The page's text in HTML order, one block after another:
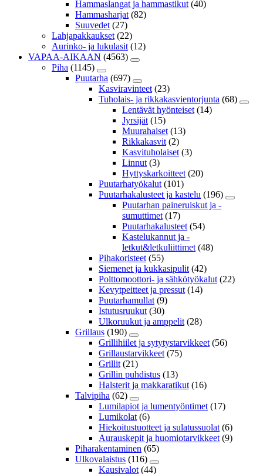
Hammaslangat ja hammastikut (40)
Hammasharjat (82)
Suuvedet (27)
Lahjapakkaukset (22)
Aurinko- ja lukulasit (12)
VAPAA-AIKAAN (4563)
Piha (1145)
Puutarha (697)
Kasviravinteet (23)
Tuholais- ja rikkakasvientorjunta (68)
Lentävät hyönteiset (14)
Jyrsijät (15)
Muurahaiset (13)
Rikkakasvit (2)
Kasvituholaiset (3)
Linnut (3)
Hyttyskarkoitteet (20)
Puutarhatyökalut (101)
Puutarhakalusteet ja kastelu (196)
Puutarhan paineruiskut ja -
sumuttimet (17)
Puutarhakalusteet (54)
Kastelukannut ja -
letkut&letkuliittimet (48)
Pihakoristeet (55)
Siemenet ja kukkasipulit (42)
Polttomoottori- ja sähkötyökalut (22)
Kevytpeitteet ja pressut (14)
Puutarhamullat (9)
Istutusruukut (30)
Ulkoruukut ja amppelit (28)
Grillaus (190)
Grillihiilet ja sytytystarvikkeet (56)
Grillaustarvikkeet (75)
Grillit (21)
Grillin puhdistus (13)
Halsterit ja makkaratikut (16)
Talvipiha (62)
Lumilapiot ja lumentyöntimet (17)
Lumikolat (6)
Hiekoitustuotteet ja sulatussuolat (6)
Aurauskepit ja huomiotarvikkeet (9)
Piharakentaminen (65)
Ulkovalaistus (116)
Kausivalot (44)